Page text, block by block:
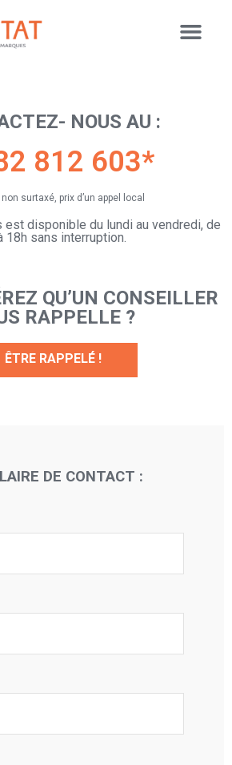
NOUS AU :
812 603*
surtaxé, prix d’un appel local
disponible du lundi au vendredi, de
18h sans interruption.
QU’UN CONSEILLER
RAPPELLE ?
ÊTRE RAPPELÉ !
DE CONTACT :